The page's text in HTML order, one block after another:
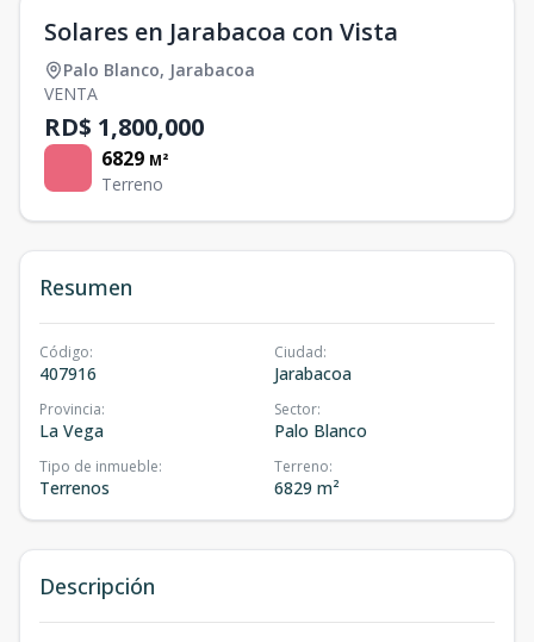
Solares en Jarabacoa con Vista
Palo Blanco, Jarabacoa
VENTA
RD$ 1,800,000
6829 M²
Terreno
Resumen
Código:
407916
Ciudad:
Jarabacoa
Provincia:
La Vega
Sector:
Palo Blanco
Tipo de inmueble:
Terrenos
Terreno:
6829 m²
Descripción